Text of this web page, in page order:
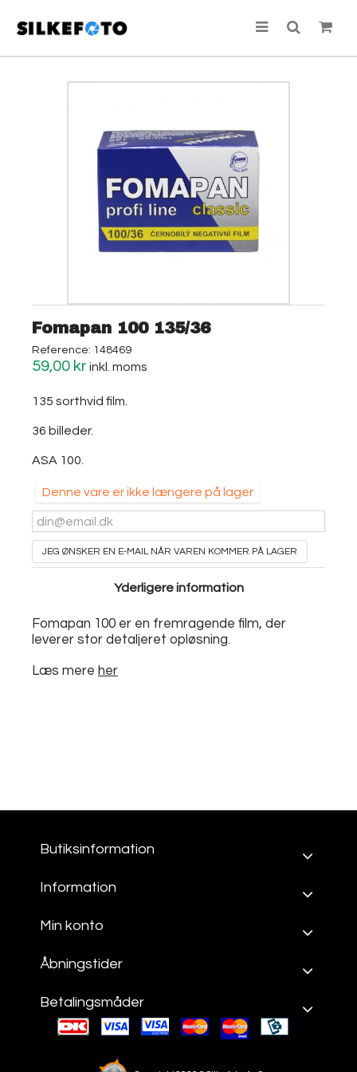
Fomapan 100 135/36
Reference: 148469
59,00 krinkl. moms
135 sorthvid film.
36 billeder.
ASA 100.
Denne vare er ikke længere på lager
JEG ØNSKER EN E-MAIL NÅR VAREN KOMMER PÅ LAGER
Yderligere information
Fomapan 100 er en fremragende film, der
leverer stor detaljeret opløsning.
Læs mere her
Butiksinformation
Information
Min konto
Åbningstider
Betalingsmåder